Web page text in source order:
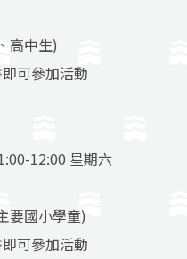
高中生)
可參加活動
12:00 星期六
要國小學童)
可參加活動